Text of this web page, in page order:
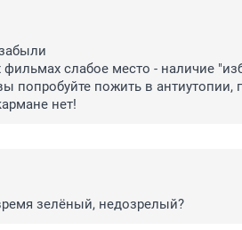
фильмах слабое место - наличие
попробуйте пожить в антиутопии,
нет!
зелёный, недозрелый?